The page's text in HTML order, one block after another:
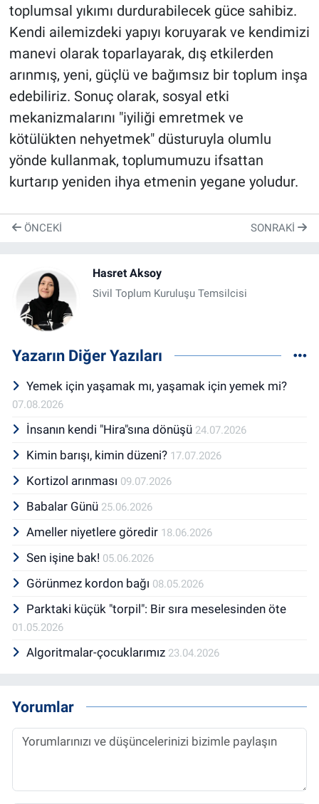
toplumsal yıkımı durdurabilecek güce sahibiz.
Kendi ailemizdeki yapıyı koruyarak ve kendimizi
manevi olarak toparlayarak, dış etkilerden
arınmış, yeni, güçlü ve bağımsız bir toplum inşa
edebiliriz. Sonuç olarak, sosyal etki
mekanizmalarını "iyiliği emretmek ve
kötülükten nehyetmek" düsturuyla olumlu
yönde kullanmak, toplumumuzu ifsattan
kurtarıp yeniden ihya etmenin yegane yoludur.
ÖNCEKI SONRAKI
Hasret Aksoy
Sivil Toplum Kuruluşu Temsilcisi
Yazarın Diğer Yazıları
Yemek için yaşamak mı, yaşamak için yemek mi?
07.08.2026
İnsanın kendi "Hira"sına dönüşü 24.07.2026
Kimin barışı, kimin düzeni? 17.07.2026
Kortizol arınması 09.07.2026
Babalar Günü 25.06.2026
Ameller niyetlere göredir 18.06.2026
Sen işine bak! 05.06.2026
Görünmez kordon bağı 08.05.2026
Parktaki küçük "torpil": Bir sıra meselesinden öte
01.05.2026
Algoritmalar-çocuklarımız 23.04.2026
Yorumlar